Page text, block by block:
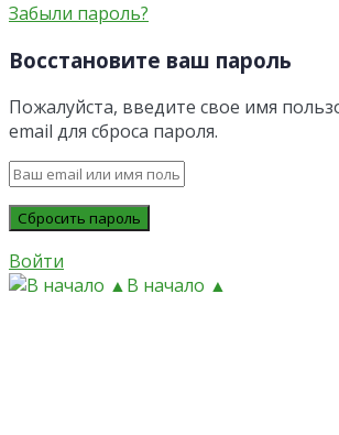
Забыли пароль?
Восстановите ваш пароль
Пожалуйста, введите свое имя
email для сброса пароля.
Войти
В начало ▲